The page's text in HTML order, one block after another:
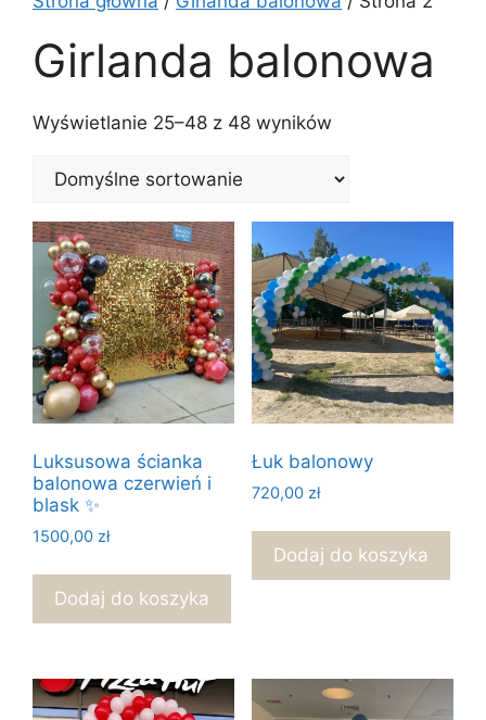
Girlanda balonowa
Wyświetlanie 25–48 z 48 wyników
Luksusowa ścianka
balonowa czerwień i
blask ✨
1500,00 zł
Dodaj do koszyka
Łuk balonowy
720,00 zł
Dodaj do koszyka